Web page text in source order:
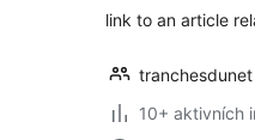
link to an article
tranchesdunet
10+ aktivních